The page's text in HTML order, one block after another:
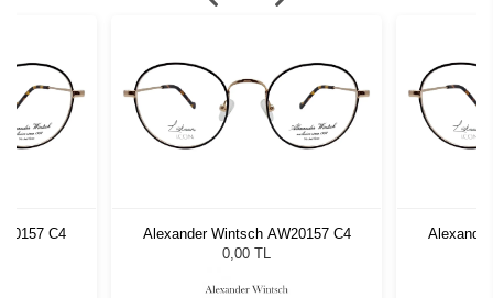
C4
Alexander Wintsch AW20157 C4
0,00 TL